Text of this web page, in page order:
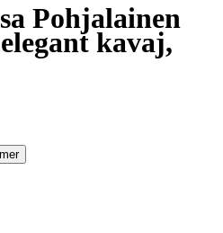
Pohjalainen
kavaj,